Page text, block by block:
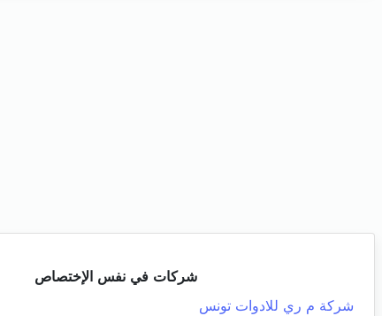
شركات في نفس الإختصاص
شركة م ري للادوات تونس